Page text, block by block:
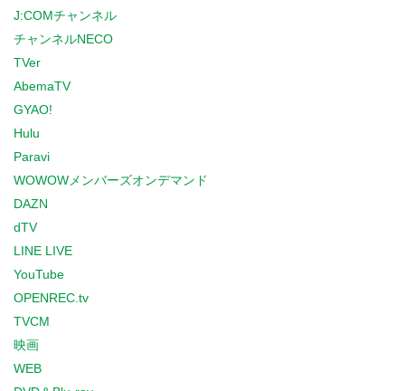
J:COMチャンネル
チャンネルNECO
TVer
AbemaTV
GYAO!
Hulu
Paravi
WOWOWメンバーズオンデマンド
DAZN
dTV
LINE LIVE
YouTube
OPENREC.tv
TVCM
映画
WEB